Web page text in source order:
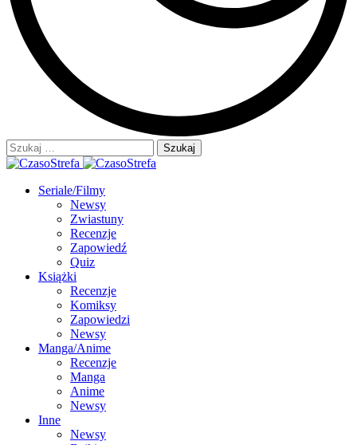
Szukaj:
Seriale/Filmy
Newsy
Zwiastuny
Recenzje
Zapowiedź
Quiz
Książki
Recenzje
Komiksy
Zapowiedzi
Newsy
Manga/Anime
Recenzje
Manga
Anime
Newsy
Inne
Newsy